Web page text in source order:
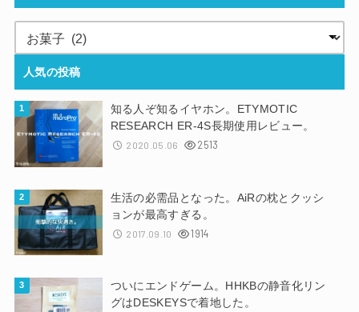
人気の投稿
知る人ぞ知るイヤホン。ETYMOTIC
RESEARCH ER-4S長期使用レビュー。
2020.05.06 2513
生活の必需品となった。AiRの枕とクッシ
ョンが最高すぎる。
2017.09.10 1914
ついにエンドゲーム。HHKBの静音化リン
グはDESKEYSで着地した。